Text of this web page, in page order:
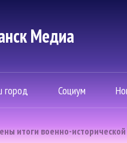
Mедиа
город Социум
итоги военно-